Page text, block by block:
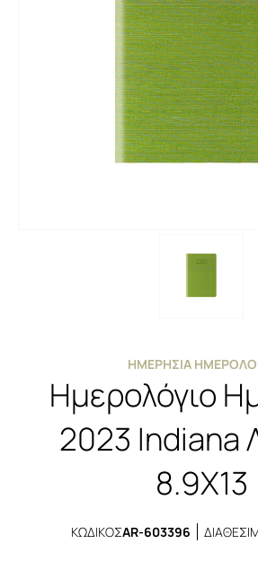
ΗΜΕΡΉΣΙΑ
Ημερολόγιο
2023 Indiana
8.9Χ13
ΚΩΔΙΚΟΣAR-603396